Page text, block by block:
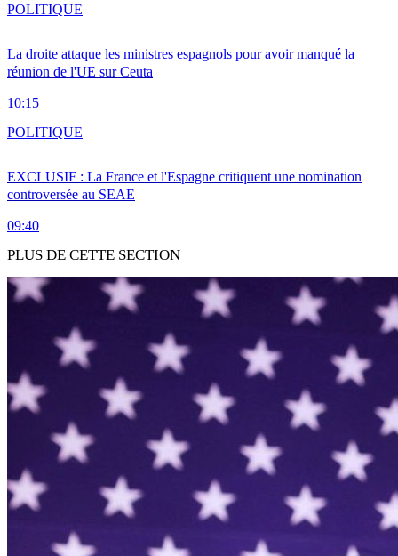
La droite attaque les ministres espagnols pour avoir manqué la
réunion de l'UE sur Ceuta
10:15
POLITIQUE
EXCLUSIF : La France et l'Espagne critiquent une nomination
controversée au SEAE
09:40
POLITIQUE
PLUS DE CETTE SECTION